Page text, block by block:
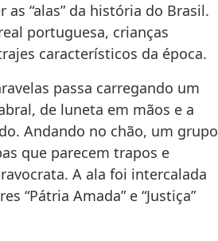
“alas” da história do Brasil.
portuguesa, crianças
característicos da época.
passa carregando um
de luneta em mãos e a
Andando no chão, um grupo
que parecem trapos e
A ala foi intercalada
“Pátria Amada” e “Justiça”